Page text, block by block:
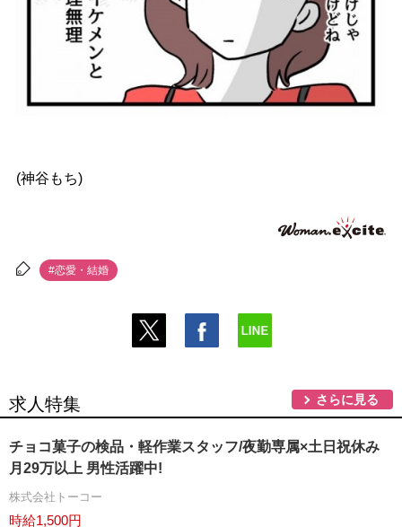
(神谷もち)
#恋愛・結婚
求人特集 さらに見る
チョコ菓子の検品・軽作業スタッフ/夜勤専属×土日祝休み
月29万以上 男性活躍中!
株式会社トーコー
時給1,500円